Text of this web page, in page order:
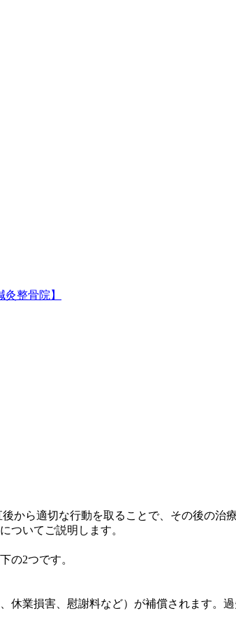
整骨院】
から適切な行動を取ることで、その後の治
ついてご説明します。
の2つです。
業損害、慰謝料など）が補償されます。